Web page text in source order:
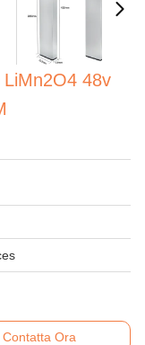
48v
Contatta Ora